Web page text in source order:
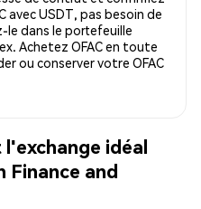
avec USDT, pas besoin de
dans le portefeuille
Achetez OFAC en toute
ou conserver votre OFAC
idéal
Finance and